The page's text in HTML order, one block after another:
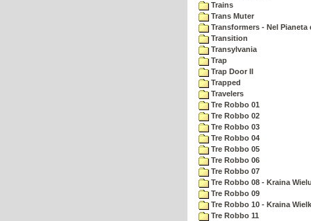
Trains
Trans Muter
Transformers - Nel Pianeta
Transition
Transylvania
Trap
Trap Door II
Trapped
Travelers
Tre Robbo 01
Tre Robbo 02
Tre Robbo 03
Tre Robbo 04
Tre Robbo 05
Tre Robbo 06
Tre Robbo 07
Tre Robbo 08 - Kraina
Tre Robbo 09
Tre Robbo 10 - Kraina
Tre Robbo 11